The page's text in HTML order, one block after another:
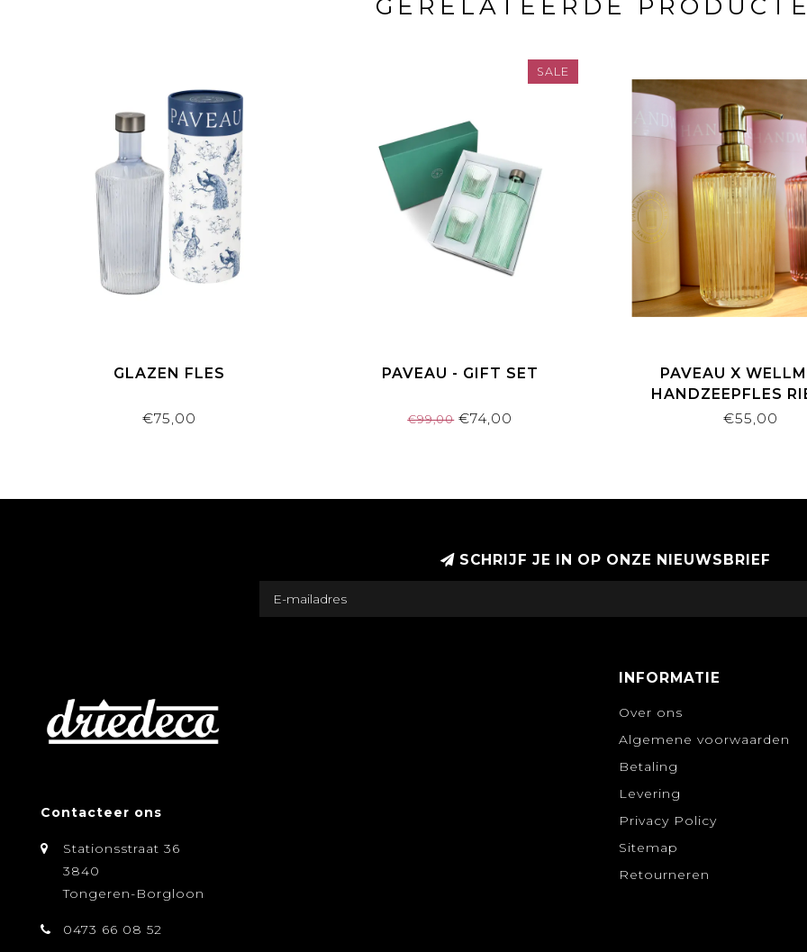
GERELATEERDE
GLAZEN FLES
€75,00
SALE
PAVEAU - GIFT SET
€99,00€74,00
PAVEAU X
HANDZEEPFLES
€55,00
SCHRIJF JE IN OP ONZE NIEUWSBRIEF
Contacteer ons
Stationsstraat 36
3840
Tongeren-Borgloon
0473 66 08 52
INFORMATIE
Over ons
Algemene voorwaarden
Betaling
Levering
Privacy Policy
Sitemap
Retourneren